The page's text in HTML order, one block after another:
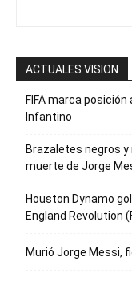
ACTUALES VISION
FIFA marca
Infantino
Brazaletes negros y
muerte de Jorge
Houston Dynamo
England Revolution
Murió Jorge Messi,